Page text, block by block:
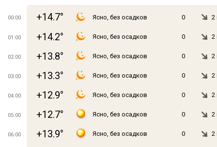
00:00 +14.7° Ясно, без осадков 0 2
01:00 +14.2° Ясно, без осадков 0 2
02:00 +13.8° Ясно, без осадков 0 2
03:00 +13.3° Ясно, без осадков 0 2
04:00 +12.9° Ясно, без осадков 0 2
05:00 +12.7° Ясно, без осадков 0 2
06:00 +13.9° Ясно, без осадков 0 2